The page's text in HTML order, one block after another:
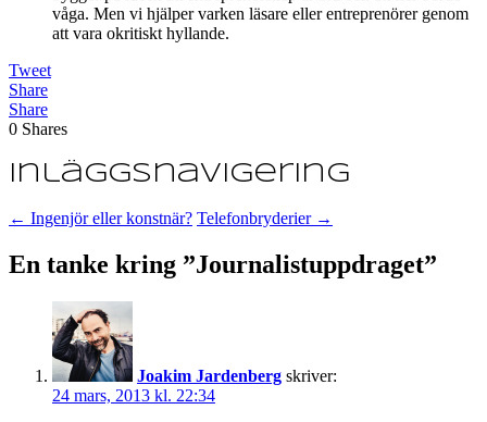
våga. Men vi hjälper varken läsare eller entreprenörer genom
att vara okritiskt hyllande.
Tweet
Share
Share
0 Shares
Inläggsnavigering
← Ingenjör eller konstnär? Telefonbryderier →
En tanke kring ”Journalistuppdraget”
Joakim Jardenberg skriver:
24 mars, 2013 kl. 22:34